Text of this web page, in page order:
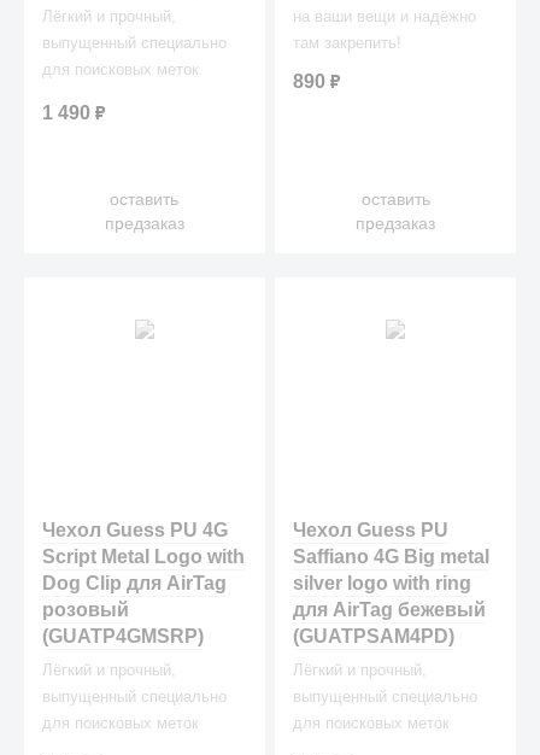
Лёгкий и прочный,
выпущенный специально
для поисковых меток
любым вещам при помощи
1 490₽
оставить
предзаказ
на ваши вещи и надёжно
там закрепить!
890₽
оставить
предзаказ
Чехол Guess PU 4G
Script Metal Logo with
Dog Clip для AirTag
розовый
(GUATP4GMSRP)
Лёгкий и прочный,
выпущенный специально
для поисковых меток
Чехол Guess PU
Saffiano 4G Big metal
silver logo with ring
для AirTag бежевый
(GUATPSAM4PD)
Лёгкий и прочный,
выпущенный специально
для поисковых меток